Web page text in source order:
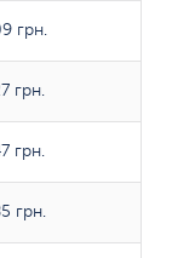
грн.
грн.
грн.
грн.